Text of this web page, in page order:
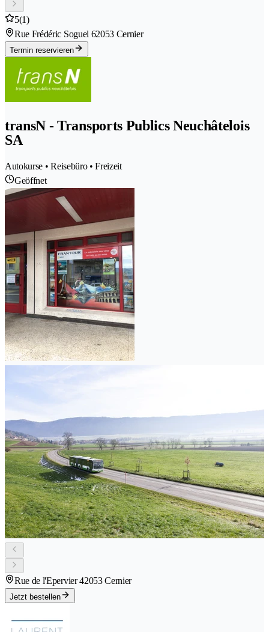
5(1)
Rue Frédéric Soguel 62053 Cernier
Termin reservieren
transN - Transports Publics Neuchâtelois
SA
Autokurse • Reisebüro • Freizeit
Geöffnet
Rue de l'Epervier 42053 Cernier
Jetzt bestellen